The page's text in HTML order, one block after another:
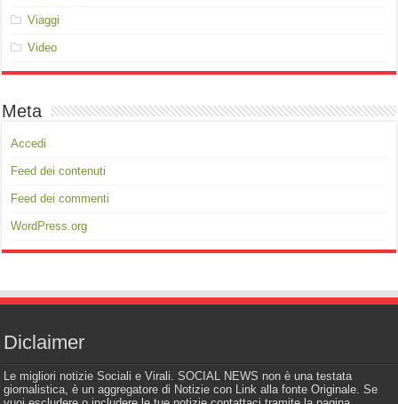
Viaggi
Video
Meta
Accedi
Feed dei contenuti
Feed dei commenti
WordPress.org
Diclaimer
Le migliori notizie Sociali e Virali. SOCIAL NEWS non è una testata
giornalistica, è un aggregatore di Notizie con Link alla fonte Originale. Se